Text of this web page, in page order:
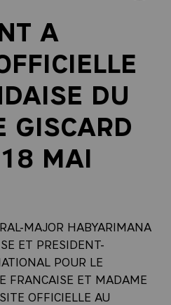
A
DU
GISCARD
MAI
MAJOR HABYARIMANA
ET PRESIDENT-
POUR LE
FRANCAISE ET MADAME
OFFICIELLE AU